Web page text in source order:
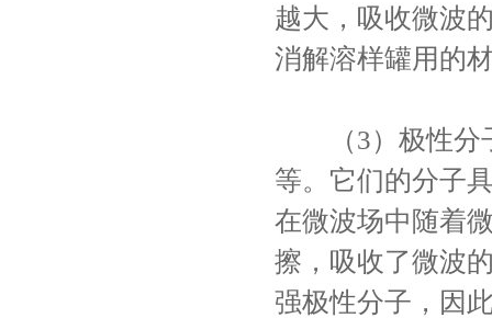
越大，吸收微波
消解溶样罐用的
（3）极性分子
等。它们的分子
在微波场中随着
擦，吸收了微波
强极性分子，因